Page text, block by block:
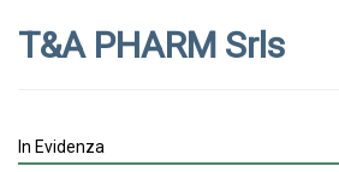
T&A PHARM Srls
In Evidenza